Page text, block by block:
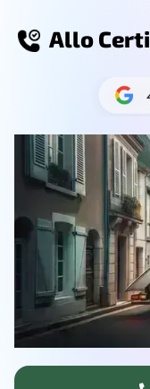
Allo Certi